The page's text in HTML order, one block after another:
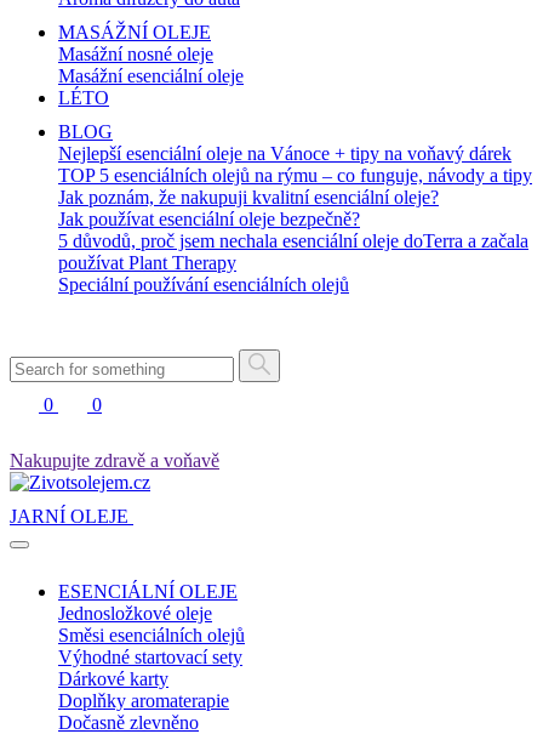
MASÁŽNÍ OLEJE
Masážní nosné oleje
Masážní esenciální oleje
LÉTO
BLOG
Nejlepší esenciální oleje na Vánoce + tipy na voňavý dárek
TOP 5 esenciálních olejů na rýmu – co funguje, návody a tipy
Jak poznám, že nakupuji kvalitní esenciální oleje?
Jak používat esenciální oleje bezpečně?
5 důvodů, proč jsem nechala esenciální oleje doTerra a začala
používat Plant Therapy
Speciální používání esenciálních olejů
0 0
Nakupujte zdravě a voňavě
JARNÍ OLEJE
ESENCIÁLNÍ OLEJE
Jednosložkové oleje
Směsi esenciálních olejů
Výhodné startovací sety
Dárkové karty
Doplňky aromaterapie
Dočasně zlevněno